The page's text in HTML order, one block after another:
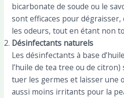
bicarbonate de soude ou le
sont efficaces pour
les odeurs, tout en étant non
Désinfectants naturels
Les désinfectants à base
l’huile de tea tree ou de
tuer les germes et laisser une
aussi moins irritants pour la